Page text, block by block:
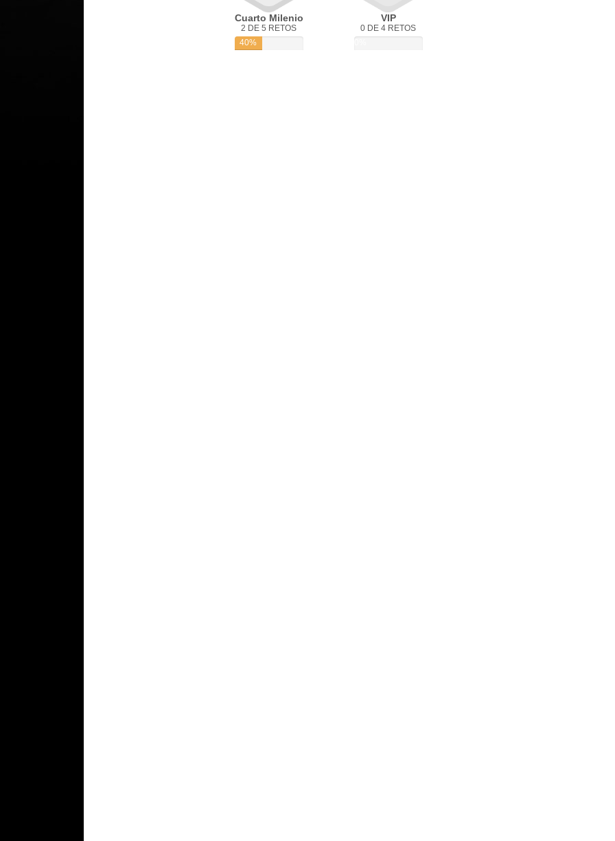
Cuarto Milenio
2 DE 5 RETOS
40%
VIP
0 DE 4 RETOS